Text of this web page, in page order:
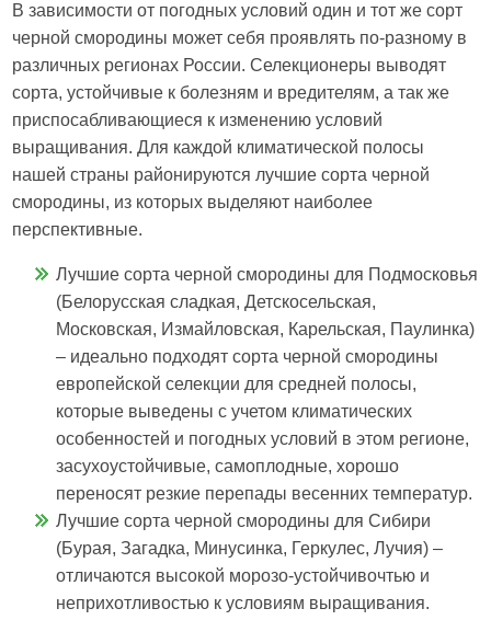
В зависимости от погодных условий один и тот же сорт
черной смородины может себя проявлять по-разному в
различных регионах России. Селекционеры выводят
сорта, устойчивые к болезням и вредителям, а так же
приспосабливающиеся к изменению условий
выращивания. Для каждой климатической полосы
нашей страны районируются лучшие сорта черной
смородины, из которых выделяют наиболее
перспективные.
Лучшие сорта черной смородины для Подмосковья
(Белорусская сладкая, Детскосельская,
Московская, Измайловская, Карельская, Паулинка)
– идеально подходят сорта черной смородины
европейской селекции для средней полосы,
которые выведены с учетом климатических
особенностей и погодных условий в этом регионе,
засухоустойчивые, самоплодные, хорошо
переносят резкие перепады весенних температур.
Лучшие сорта черной смородины для Сибири
(Бурая, Загадка, Минусинка, Геркулес, Лучия) –
отличаются высокой морозо-устойчивочтью и
неприхотливостью к условиям выращивания.